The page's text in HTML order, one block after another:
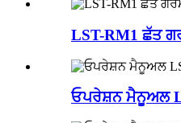
LST-RM1 ਛੱਤ
ਓਪਰੇਸ਼ਨ ਮੈਨੂਅਲ